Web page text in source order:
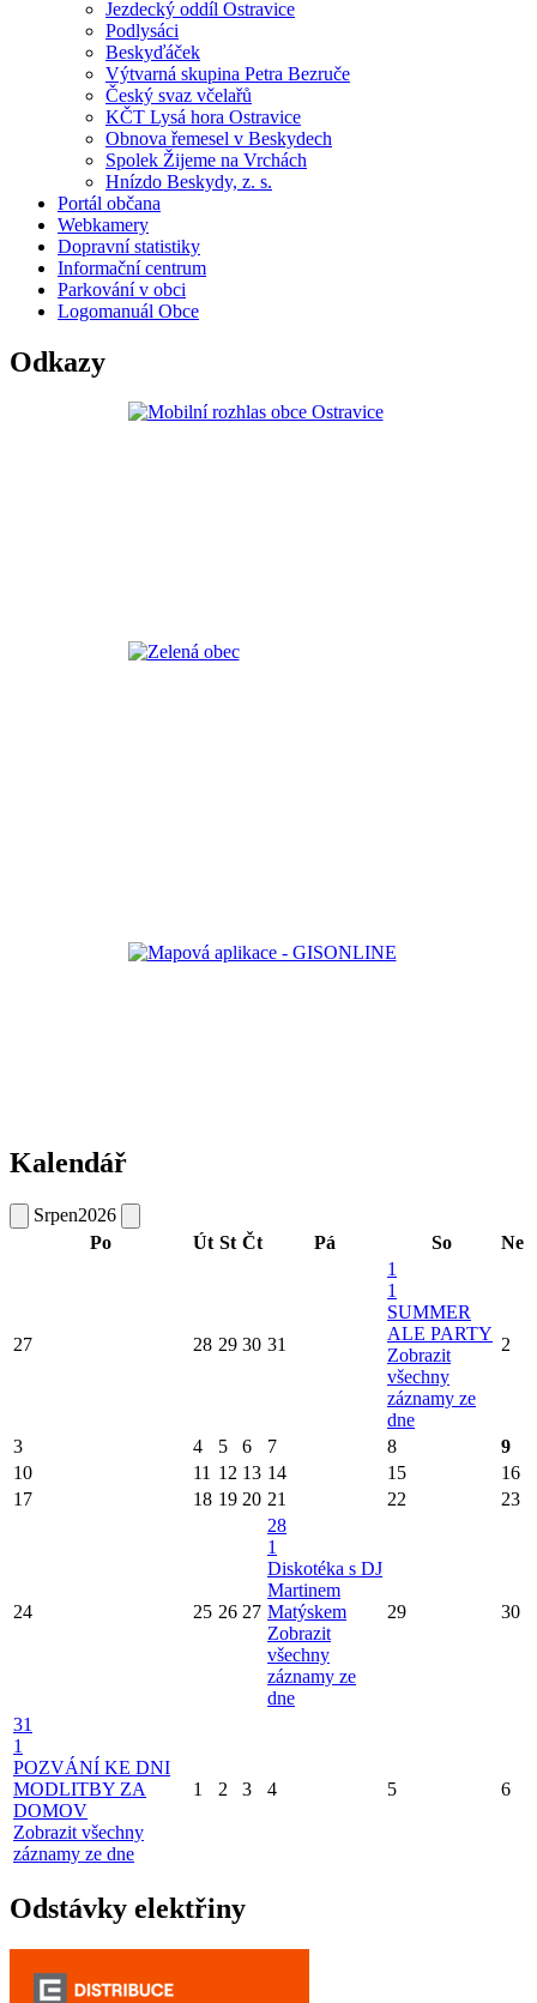
Jezdecký oddíl Ostravice
Podlysáci
Beskyďáček
Výtvarná skupina Petra Bezruče
Český svaz včelařů
KČT Lysá hora Ostravice
Obnova řemesel v Beskydech
Spolek Žijeme na Vrchách
Hnízdo Beskydy, z. s.
Portál občana
Webkamery
Dopravní statistiky
Informační centrum
Parkování v obci
Logomanuál Obce
Odkazy
Kalendář
Srpen2026
Po
Út St Čt Pá So Ne
27 28 29 30 31
1
1
SUMMER
ALE PARTY
Zobrazit
všechny
záznamy ze
dne
2
3 4 5 6 7 8
9
10
11 12 13 14 15
16
17
18 19 20 21 22 23
24 25 26 27
28
1
Diskotéka s DJ
Martinem
Matýskem
Zobrazit
všechny
záznamy ze
dne
29 30
31
1
POZVÁNÍ KE DNI
MODLITBY ZA
DOMOV
Zobrazit všechny
záznamy ze dne
1 2 3 4 5 6
Odstávky elektřiny